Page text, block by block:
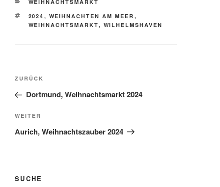
WEIHNACHTSMARKT
SCHLAGWÖRTER
2024 , WEIHNACHTEN AM MEER ,
WEIHNACHTSMARKT, WILHELMSHAVEN
Beitragsnavigation
Vorheriger
Beitrag
ZURÜCK
Dortmund, Weihnachtsmarkt 2024
Nächster
Beitrag
WEITER
Aurich, Weihnachtszauber 2024
SUCHE